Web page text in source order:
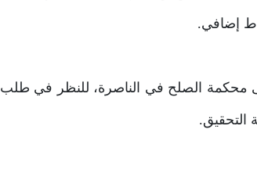
إضافي.
محكمة الصلح في الناصرة، للنظر في طلب
التحقيق.